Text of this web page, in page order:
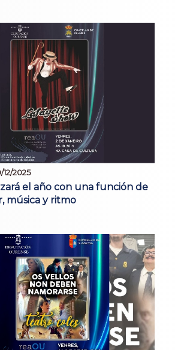
12/2025
el año con una función de
música y ritmo